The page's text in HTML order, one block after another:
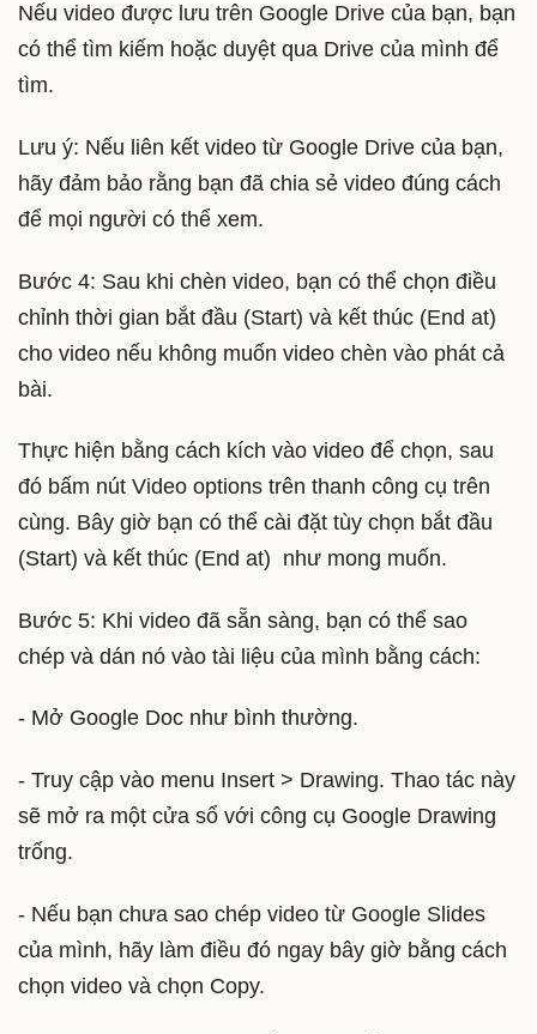
Nếu video được lưu trên Google Drive của bạn, bạn
có thể tìm kiếm hoặc duyệt qua Drive của mình để
tìm.
Lưu ý: Nếu liên kết video từ Google Drive của bạn,
hãy đảm bảo rằng bạn đã chia sẻ video đúng cách
để mọi người có thể xem.
Bước 4: Sau khi chèn video, bạn có thể chọn điều
chỉnh thời gian bắt đầu (Start) và kết thúc (End at)
cho video nếu không muốn video chèn vào phát cả
bài.
Thực hiện bằng cách kích vào video để chọn, sau
đó bấm nút Video options trên thanh công cụ trên
cùng. Bây giờ bạn có thể cài đặt tùy chọn bắt đầu
(Start) và kết thúc (End at) như mong muốn.
Bước 5: Khi video đã sẵn sàng, bạn có thể sao
chép và dán nó vào tài liệu của mình bằng cách:
- Mở Google Doc như bình thường.
- Truy cập vào menu Insert > Drawing. Thao tác này
sẽ mở ra một cửa sổ với công cụ Google Drawing
trống.
- Nếu bạn chưa sao chép video từ Google Slides
của mình, hãy làm điều đó ngay bây giờ bằng cách
chọn video và chọn Copy.